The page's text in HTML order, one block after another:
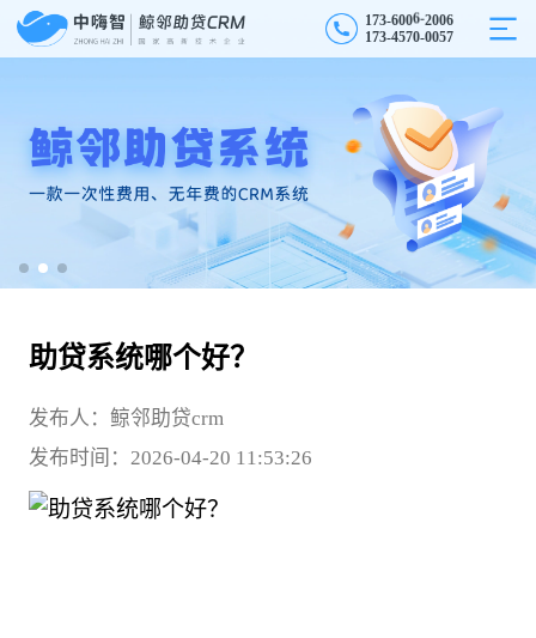
173-6006-2006
173-4570-0057
助贷系统哪个好？
发布人：鲸邻助贷crm
发布时间：2026-04-20 11:53:26